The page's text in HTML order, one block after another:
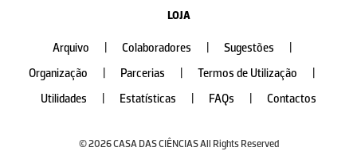
LOJA
Arquivo Colaboradores Sugestões
Organização
Parcerias Termos de Utilização
Utilidades
Estatísticas FAQs Contactos
© 2026 CASA DAS CIÊNCIAS All Rights Reserved